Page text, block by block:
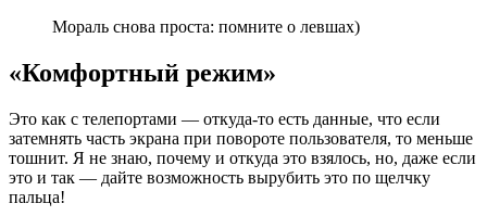
Мораль снова проста: помните о левшах)
«Комфортный режим»
Это как с телепортами — откуда-то есть данные, что если
затемнять часть экрана при повороте пользователя, то меньше
тошнит. Я не знаю, почему и откуда это взялось, но, даже если
это и так — дайте возможность вырубить это по щелчку
пальца!